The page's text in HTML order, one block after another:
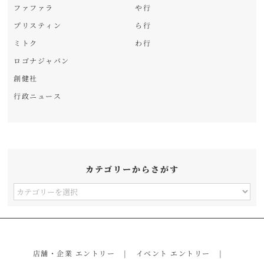
ファファラ
プリスティン
ミトク
ロゴナジャパン
創健社
行政ニュース
や行
ら行
わ行
カテゴリーからさがす
カ
店舗・企業 エントリー
イベント エントリー